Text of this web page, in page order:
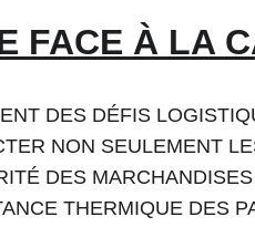
FACE À LA
DES DÉFIS
NON SEULEMENT
DES MARCHANDISES
THERMIQUE DES